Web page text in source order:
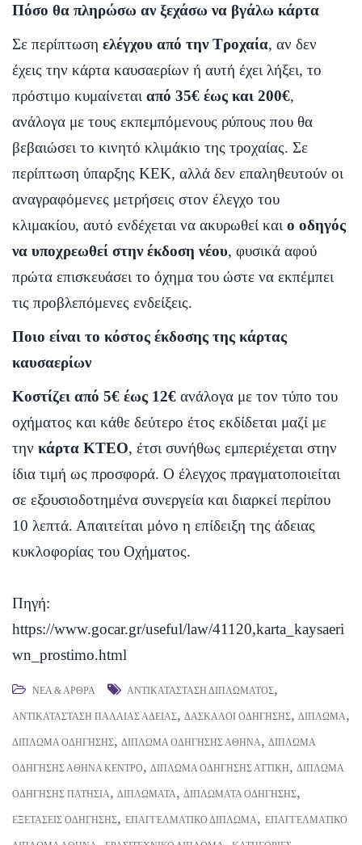
Πόσο θα πληρώσω αν ξεχάσω να βγάλω κάρτα
Σε περίπτωση ελέγχου από την Τροχαία, αν δεν
έχεις την κάρτα καυσαερίων ή αυτή έχει λήξει, το
πρόστιμο κυμαίνεται από 35€ έως και 200€,
ανάλογα με τους εκπεμπόμενους ρύπους που θα
βεβαιώσει το κινητό κλιμάκιο της τροχαίας. Σε
περίπτωση ύπαρξης ΚΕΚ, αλλά δεν επαληθευτούν οι
αναγραφόμενες μετρήσεις στον έλεγχο του
κλιμακίου, αυτό ενδέχεται να ακυρωθεί και ο οδηγός
να υποχρεωθεί στην έκδοση νέου, φυσικά αφού
πρώτα επισκευάσει το όχημα του ώστε να εκπέμπει
τις προβλεπόμενες ενδείξεις.
Ποιο είναι το κόστος έκδοσης της κάρτας
καυσαερίων
Κοστίζει από 5€ έως 12€ ανάλογα με τον τύπο του
οχήματος και κάθε δεύτερο έτος εκδίδεται μαζί με
την κάρτα ΚΤΕΟ, έτσι συνήθως εμπεριέχεται στην
ίδια τιμή ως προσφορά. Ο έλεγχος πραγματοποιείται
σε εξουσιοδοτημένα συνεργεία και διαρκεί περίπου
10 λεπτά. Απαιτείται μόνο η επίδειξη της άδειας
κυκλοφορίας του Οχήματος.
Πηγή:
https://www.gocar.gr/useful/law/41120,karta_kaysaeri
wn_prostimo.html
ΝΈΑ & ΆΡΘΡΑ ΑΝΤΙΚΑΤΆΣΤΑΣΗ ΔΙΠΛΏΜΑΤΟΣ,
ΑΝΤΙΚΑΤΆΣΤΑΣΗ ΠΑΛΑΙΆΣ ΆΔΕΙΑΣ, ΔΆΣΚΑΛΟΙ ΟΔΉΓΗΣΗΣ, ΔΊΠΛΩΜΑ,
ΔΊΠΛΩΜΑ ΟΔΉΓΗΣΗΣ, ΔΊΠΛΩΜΑ ΟΔΉΓΗΣΗΣ ΑΘΉΝΑ, ΔΊΠΛΩΜΑ
ΟΔΉΓΗΣΗΣ ΑΘΉΝΑ ΚΈΝΤΡΟ, ΔΊΠΛΩΜΑ ΟΔΉΓΗΣΗΣ ΑΤΤΙΚΉ, ΔΊΠΛΩΜΑ
ΟΔΉΓΗΣΗΣ ΠΑΤΉΣΙΑ, ΔΙΠΛΏΜΑΤΑ, ΔΙΠΛΏΜΑΤΑ ΟΔΉΓΗΣΗΣ,
ΕΞΕΤΆΣΕΙΣ ΟΔΉΓΗΣΗΣ, ΕΠΑΓΓΕΛΜΑΤΙΚΌ ΔΊΠΛΩΜΑ, ΕΠΑΓΓΕΛΜΑΤΙΚΌ